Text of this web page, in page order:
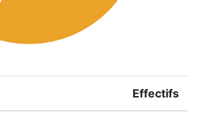
Effectifs